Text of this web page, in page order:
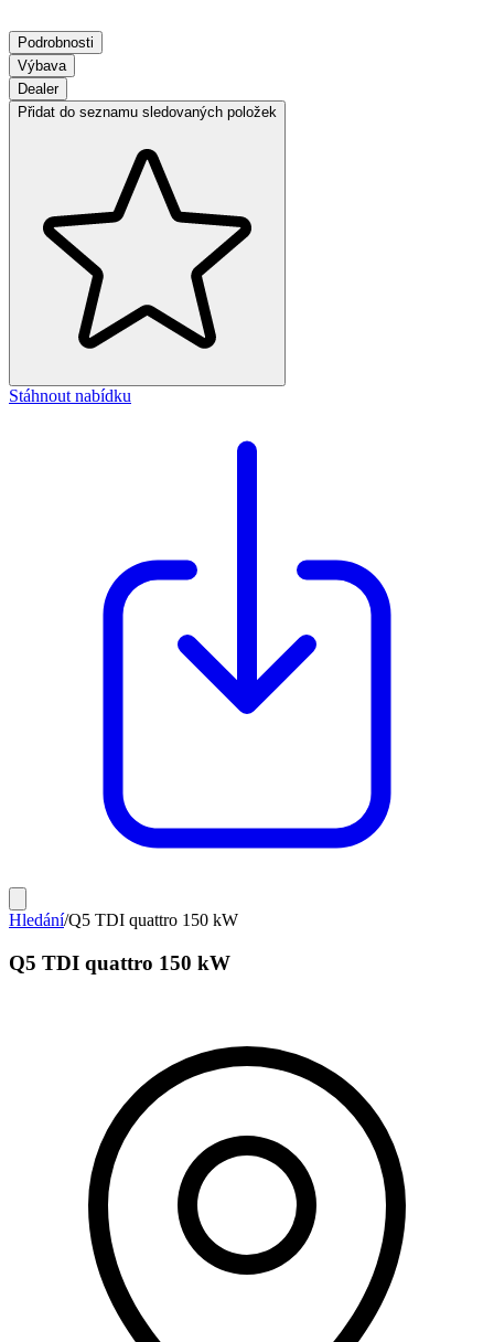
Podrobnosti
Výbava
Dealer
Přidat do seznamu sledovaných položek
Stáhnout nabídku
Hledání/Q5 TDI quattro 150 kW
Q5 TDI quattro 150 kW